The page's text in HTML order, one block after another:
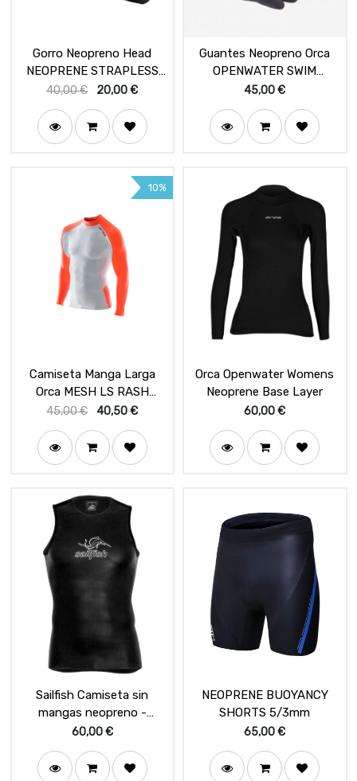
Gorro Neopreno Head
NEOPRENE STRAPLESS
SWIM CAP
40,00€ 20,00€
Guantes Neopreno Orca
OPENWATER SWIM
GLOVES
45,00€
10%
Camiseta Manga Larga
Orca MESH LS RASH
GUARD
45,00€ 40,50€
Orca Openwater Womens
Neoprene Base Layer
60,00€
Sailfish Camiseta sin
mangas neopreno -
Thermal Shirt
60,00€
NEOPRENE BUOYANCY
SHORTS 5/3mm
65,00€